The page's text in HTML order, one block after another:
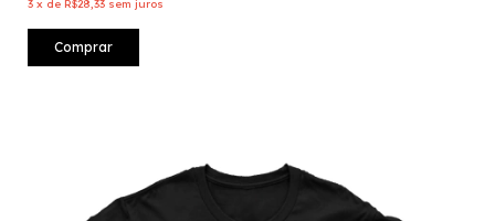
3 x de R$28,33 sem juros
Comprar